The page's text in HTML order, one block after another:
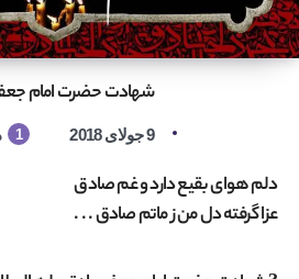
شهادت حضرت امام
9 جولای 2018 1
دلم هواى بقیع دارد و غم صادق
عزا گرفته دل من ز ماتم صادق . . .